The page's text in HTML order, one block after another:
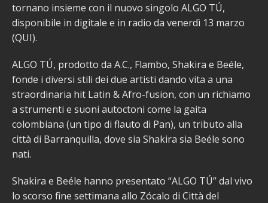
tornano insieme con il nuovo singolo ALGO TÚ,
disponibile in digitale e in radio da venerdì 13 marzo
(QUI).
ALGO TÚ, prodotto da A.C., Flambo, Shakira e Beéle,
fonde i diversi stili dei due artisti dando vita a una
straordinaria hit Latin & Afro-fusion, con un richiamo
a strumenti e suoni autoctoni come la gaita
colombiana (un tipo di flauto di Pan), un tributo alla
città di Barranquilla, dove sia Shakira sia Beéle sono
nati.
Shakira e Beéle hanno presentato “ALGO TÚ” dal vivo
lo scorso fine settimana allo Zócalo di Città del